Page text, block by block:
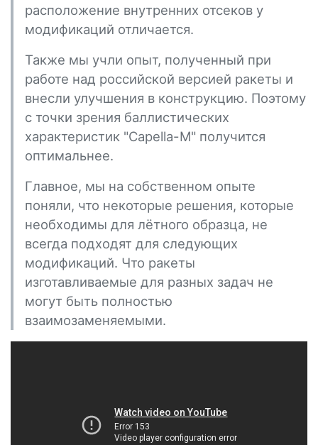
расположение внутренних отсеков у
модификаций отличается.
Также мы учли опыт, полученный при
работе над российской версией ракеты и
внесли улучшения в конструкцию. Поэтому
с точки зрения баллистических
характеристик "Capella-М" получится
оптимальнее.
Главное, мы на собственном опыте
поняли, что некоторые решения, которые
необходимы для лётного образца, не
всегда подходят для следующих
модификаций. Что ракеты
изготавливаемые для разных задач не
могут быть полностью
взаимозаменяемыми.